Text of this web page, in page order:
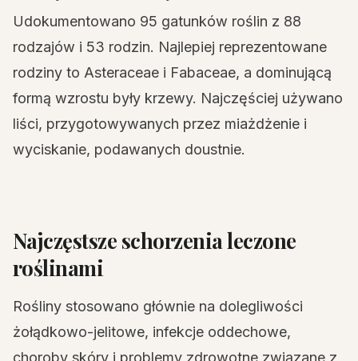
Udokumentowano 95 gatunków roślin z 88
rodzajów i 53 rodzin. Najlepiej reprezentowane
rodziny to Asteraceae i Fabaceae, a dominującą
formą wzrostu były krzewy. Najczęściej używano
liści, przygotowywanych przez miażdżenie i
wyciskanie, podawanych doustnie.
Najczęstsze schorzenia leczone
roślinami
Rośliny stosowano głównie na dolegliwości
żołądkowo-jelitowe, infekcje oddechowe,
choroby skóry i problemy zdrowotne związane z